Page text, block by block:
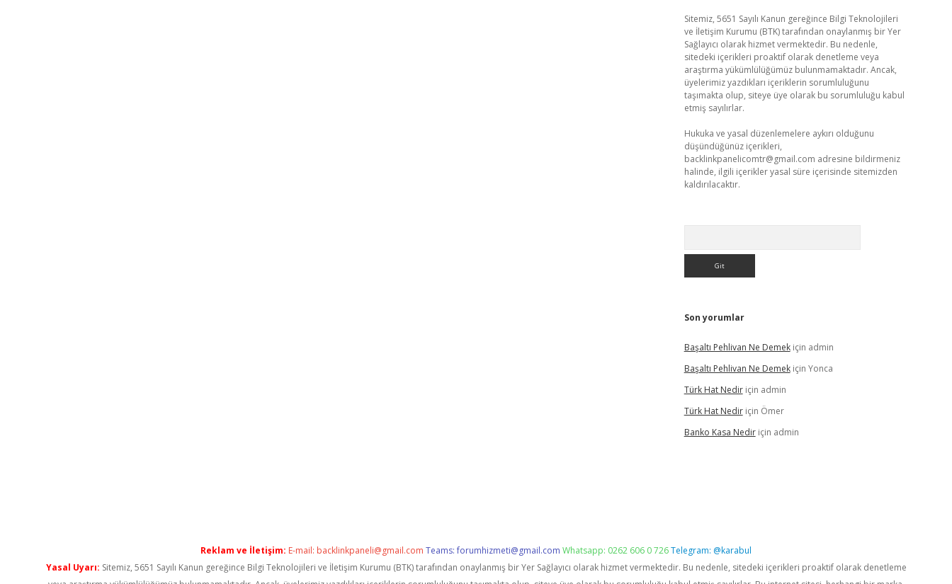
Sitemiz, 5651 Sayılı Kanun gereğince Bilgi Teknolojileri
ve İletişim Kurumu (BTK) tarafından onaylanmış bir Yer
Sağlayıcı olarak hizmet vermektedir. Bu nedenle,
sitedeki içerikleri proaktif olarak denetleme veya
araştırma yükümlülüğümüz bulunmamaktadır. Ancak,
üyelerimiz yazdıkları içeriklerin sorumluluğunu
taşımakta olup, siteye üye olarak bu sorumluluğu kabul
etmiş sayılırlar.
Hukuka ve yasal düzenlemelere aykırı olduğunu
düşündüğünüz içerikleri,
backlinkpanelicomtr@gmail.com adresine bildirmeniz
halinde, ilgili içerikler yasal süre içerisinde sitemizden
kaldırılacaktır.
Son yorumlar
Başaltı Pehlivan Ne Demekiçin admin
Başaltı Pehlivan Ne Demekiçin Yonca
Türk Hat Nediriçin admin
Türk Hat Nediriçin Ömer
Banko Kasa Nediriçin admin
Reklam ve İletişim: E-mail: backlinkpaneli@gmail.com Teams:forumhizmeti@gmail.com Whatsapp: 0262 606 0 726Telegram: @karabul
Yasal Uyarı: Sitemiz, 5651 Sayılı Kanun gereğince Bilgi Teknolojileri ve İletişim Kurumu (BTK) tarafından onaylanmış bir Yer Sağlayıcı olarak hizmet vermektedir. Bu nedenle, sitedeki içerikleri proaktif olarak denetleme